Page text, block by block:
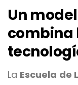
Un
combina
La Escuela de